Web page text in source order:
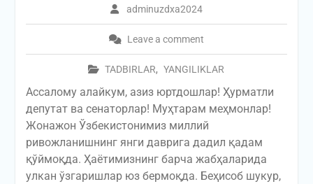
adminuzdxa2024
Leave a comment
TADBIRLAR, YANGILIKLAR
Ассалому алайкум, азиз юртдошлар! Ҳурматли
депутат ва сенаторлар! Муҳтарам меҳмонлар!
Жонажон Ўзбекистонимиз миллий
ривожланишнинг янги даврига дадил қадам
қўймоқда. Ҳаётимизнинг барча жабҳаларида
улкан ўзгаришлар юз бермоқда. Беҳисоб шукур,